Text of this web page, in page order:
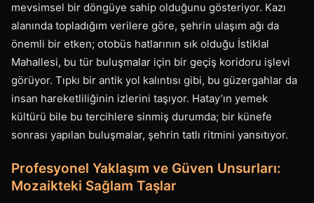
mevsimsel bir döngüye sahip olduğunu gösteriyor. Kazı
alanında topladığım verilere göre, şehrin ulaşım ağı da
önemli bir etken; otobüs hatlarının sık olduğu İstiklal
Mahallesi, bu tür buluşmalar için bir geçiş koridoru işlevi
görüyor. Tıpkı bir antik yol kalıntısı gibi, bu güzergahlar da
insan hareketliliğinin izlerini taşıyor. Hatay’ın yemek
kültürü bile bu tercihlere sinmiş durumda; bir künefe
sonrası yapılan buluşmalar, şehrin tatlı ritmini yansıtıyor.
Profesyonel Yaklaşım ve Güven Unsurları:
Mozaikteki Sağlam Taşlar